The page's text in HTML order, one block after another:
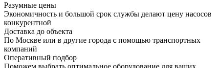
Разумные цены
Экономичность и большой срок службы делают цену насосов
конкурентной
Доставка до объекта
По Москве или в другие города с помощью транспортных
компаний
Оперативный подбор
Поможем выбрать оптимальное оборудование для ваших